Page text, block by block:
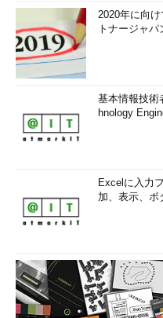
2020年に向
トナージャ
基本情報技術
hnology
Excelに入力
加、表示、ボ